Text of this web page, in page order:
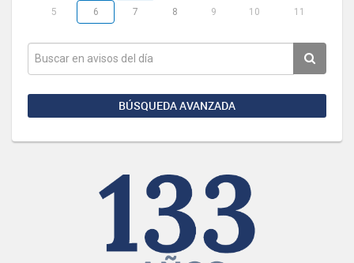
5 6 7 8 9 10 11
BÚSQUEDA AVANZADA